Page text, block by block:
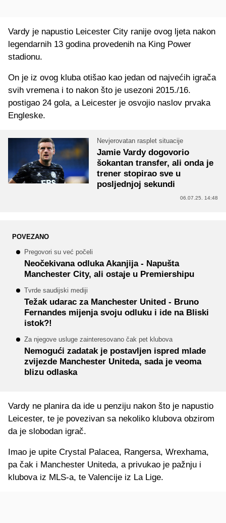
Vardy je napustio Leicester City ranije ovog ljeta nakon
legendarnih 13 godina provedenih na King Power
stadionu.
On je iz ovog kluba otišao kao jedan od najvećih igrača
svih vremena i to nakon što je usezoni 2015./16.
postigao 24 gola, a Leicester je osvojio naslov prvaka
Engleske.
Nevjerovatan rasplet situacije
Jamie Vardy dogovorio
šokantan transfer, ali onda je
trener stopirao sve u
posljednjoj sekundi
06.07.25. 14:48
POVEZANO
Pregovori su već počeli
Neočekivana odluka Akanjija - Napušta
Manchester City, ali ostaje u Premiershipu
Tvrde saudijski mediji
Težak udarac za Manchester United - Bruno
Fernandes mijenja svoju odluku i ide na Bliski
istok?!
Za njegove usluge zainteresovano čak pet klubova
Nemogući zadatak je postavljen ispred mlade
zvijezde Manchester Uniteda, sada je veoma
blizu odlaska
Vardy ne planira da ide u penziju nakon što je napustio
Leicester, te je povezivan sa nekoliko klubova obzirom
da je slobodan igrač.
Imao je upite Crystal Palacea, Rangersa, Wrexhama,
pa čak i Manchester Uniteda, a privukao je pažnju i
klubova iz MLS-a, te Valencije iz La Lige.